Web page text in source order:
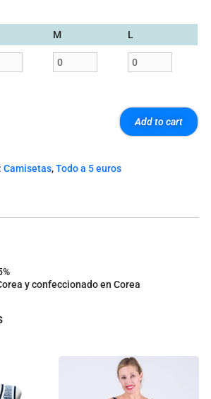
M
L
Add to cart
Camisetas,Todo a 5 euros
y confeccionado en Corea